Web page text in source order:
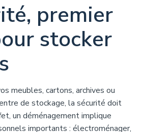
premier
stocker
meubles, cartons, archives ou
de stockage, la sécurité doit
un déménagement implique
importants : électroménager,